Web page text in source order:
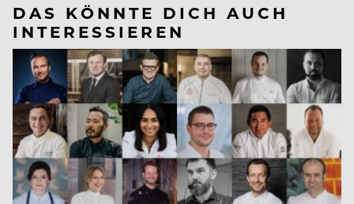
DAS KÖNNTE DICH AUCH
INTERESSIEREN